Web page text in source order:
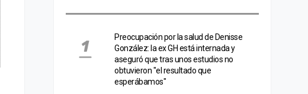
Preocupación por la salud de Denisse
González: la ex GH está internada y
aseguró que tras unos estudios no
obtuvieron "el resultado que
esperábamos"